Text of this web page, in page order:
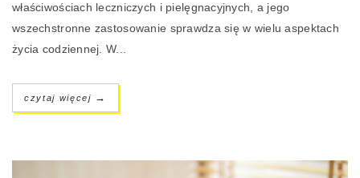
właściwościach leczniczych i pielęgnacyjnych, a jego
wszechstronne zastosowanie sprawdza się w wielu aspektach
życia codziennej. W...
czytaj więcej →